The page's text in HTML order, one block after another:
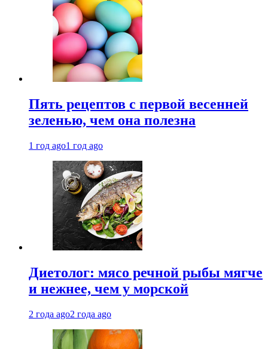
Пять рецептов с первой весенней
зеленью, чем она полезна
1 год ago1 год ago
Диетолог: мясо речной рыбы мягче
и нежнее, чем у морской
2 года ago2 года ago